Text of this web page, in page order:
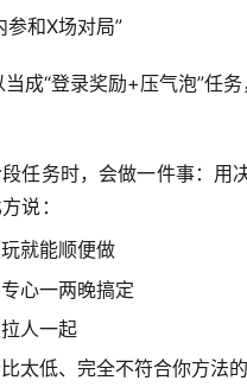
参和X场对局”
成“登录奖励+压气泡”任
任务时，会做一件事：用
说：
就能顺便做
心一两晚搞定
人一起
太低、完全不符合你方法的